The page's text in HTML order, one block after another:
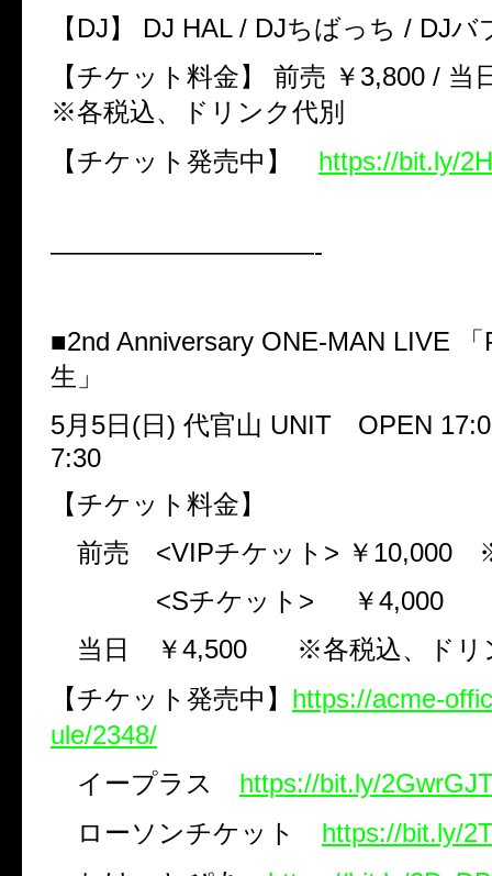
【 DJ】 DJ HAL / DJちばっち / DJバ
【チケット料金】 前売 ￥ 3,800 / 当
※各税込、ドリンク代別
【チケット発売中】 https://bit.ly/
——————————-
■2nd Anniversary ONE-MAN LIVE 「
生」
5月 5日 (日 ) 代官山 UNIT
OPEN
7:30
【チケット料金】
前売 <VIPチケット > ￥ 10,000
<Sチケット > ￥4,000
当日 ￥4,500
※各税込、ドリ
【チケット発売中】 https://acme-
ule/2348/
イープラス https://bit.ly/
ローソンチケット https://bit.ly/